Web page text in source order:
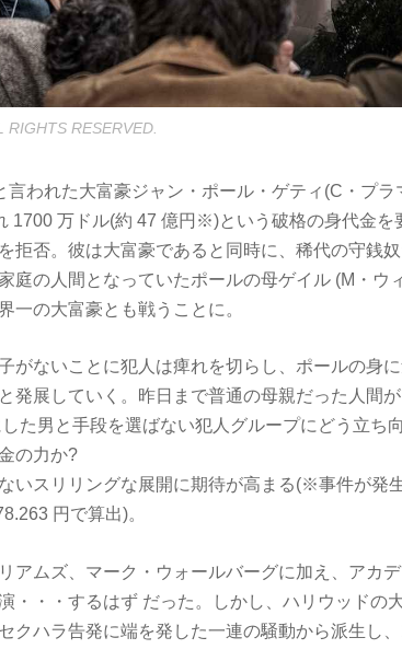
RESERVED.
言われた大富豪ジャン・ポール・ゲティ(C・プラ
1700 万ドル(約 47 億円※)という破格の身代金を
拒否。彼は大富豪であると同時に、稀代の守銭奴
庭の人間となっていたポールの母ゲイル (M・ウ
一の大富豪とも戦うことに。
がないことに犯人は痺れを切らし、ポールの身
発展していく。昨日まで普通の母親だった人間
た男と手段を選ばない犯人グループにどう立ち
の力か?
いスリリングな展開に期待が高まる(※事件が発
円で算出)。
アムズ、マーク・ウォールバーグに加え、アカ
・・・するはず だった。しかし、ハリウッドの
クハラ告発に端を発した一連の騒動から派生し